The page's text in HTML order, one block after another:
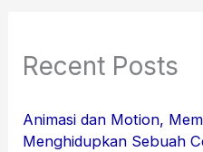
Recent Posts
Animasi dan Motion,
Menghidupkan Sebuah